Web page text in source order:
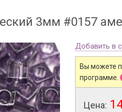
3мм #0157
Добавить в
Вы можете
программе.
Цена: